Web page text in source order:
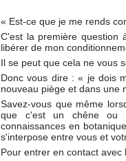
« Est-ce que je me rends
C'est la première question
libérer de mon
Il se peut que cela ne vous
Donc vous dire : « je dois
nouveau piège et dans une
Savez-vous que même
que c'est un chêne ou
connaissances en
s'interpose entre vous et
Pour entrer en contact